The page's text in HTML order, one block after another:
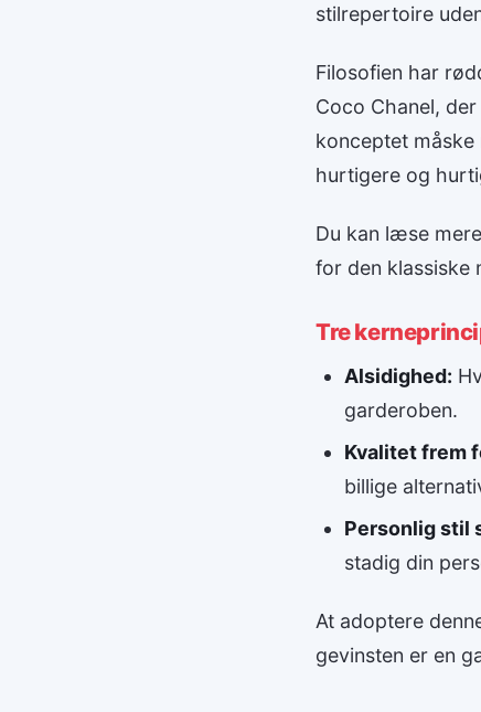
stilrepertoire
Filosofien har
Coco Chanel,
konceptet
hurtigere og
Du kan læse
for den klassiske
Tre
Alsidighed:
garderoben.
Kvalitet frem
billige
Personlig stil
stadig din
At adoptere
gevinsten er en